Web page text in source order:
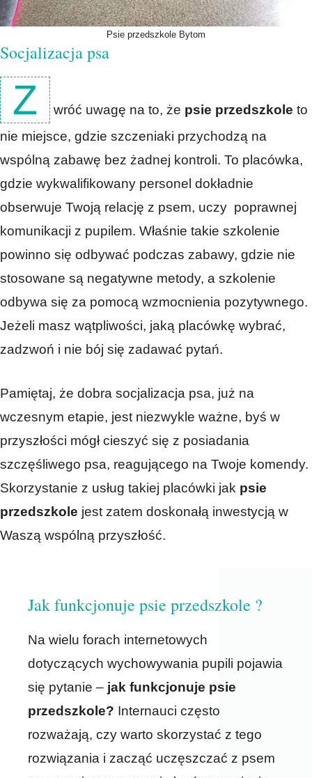
Psie przedszkole Bytom
Socjalizacja psa
Z wróć uwagę na to, że psie przedszkole to
nie miejsce, gdzie szczeniaki przychodzą na
wspólną zabawę bez żadnej kontroli. To placówka,
gdzie wykwalifikowany personel dokładnie
obserwuje Twoją relację z psem, uczy poprawnej
komunikacji z pupilem. Właśnie takie szkolenie
powinno się odbywać podczas zabawy, gdzie nie
stosowane są negatywne metody, a szkolenie
odbywa się za pomocą wzmocnienia pozytywnego.
Jeżeli masz wątpliwości, jaką placówkę wybrać,
zadzwoń i nie bój się zadawać pytań.
Pamiętaj, że dobra socjalizacja psa, już na
wczesnym etapie, jest niezwykle ważne, byś w
przyszłości mógł cieszyć się z posiadania
szczęśliwego psa, reagującego na Twoje komendy.
Skorzystanie z usług takiej placówki jak psie
przedszkole jest zatem doskonałą inwestycją w
Waszą wspólną przyszłość.
Jak funkcjonuje psie przedszkole ?
Na wielu forach internetowych
dotyczących wychowywania pupili pojawia
się pytanie – jak funkcjonuje psie
przedszkole? Internauci często
rozważają, czy warto skorzystać z tego
rozwiązania i zacząć uczęszczać z psem